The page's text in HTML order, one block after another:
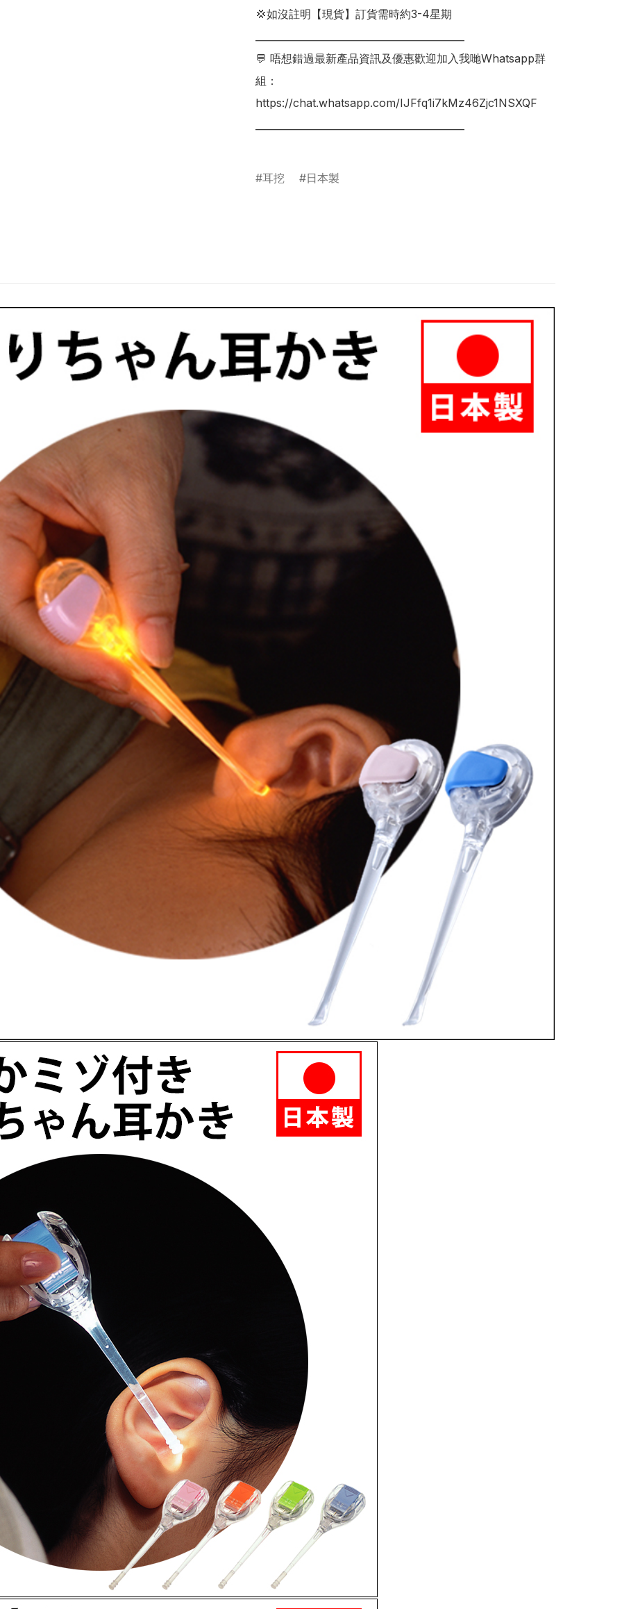
💢如沒註明【現貨】訂貨需時約3-4星期
💬 唔想錯過最新產品資訊及優惠歡迎加入我哋Whatsapp群
組：
https://chat.whatsapp.com/IJFfq1i7kMz46Zjc1NSXQF
耳挖 日本製